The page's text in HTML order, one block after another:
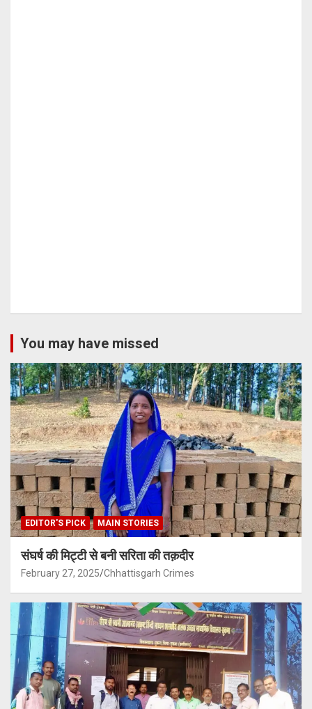
You may have missed
EDITOR'S PICK MAIN STORIES
संघर्ष की मिट्टी से बनी सरिता की तक़दीर
February 27, 2025 Chhattisgarh Crimes